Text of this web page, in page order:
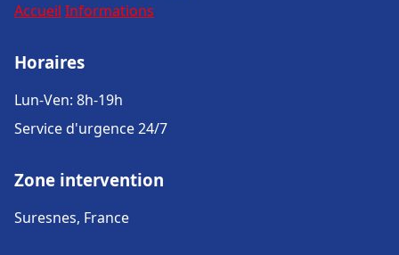
Accueil Informations
Horaires
Lun-Ven: 8h-19h
Service d'urgence 24/7
Zone intervention
Suresnes, France